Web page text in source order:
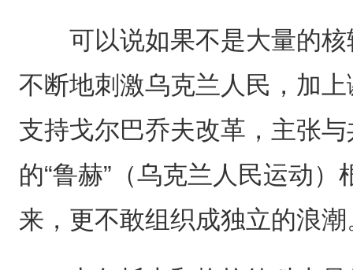
可以说如果不是大量的核
不断地刺激乌克兰人民，加
支持戈尔巴乔夫改革，主张
的“鲁赫”（乌克兰人民运动
来，更不敢组织成独立的浪潮